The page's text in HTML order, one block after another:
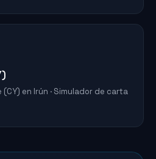
en Irún · Simulador de carta